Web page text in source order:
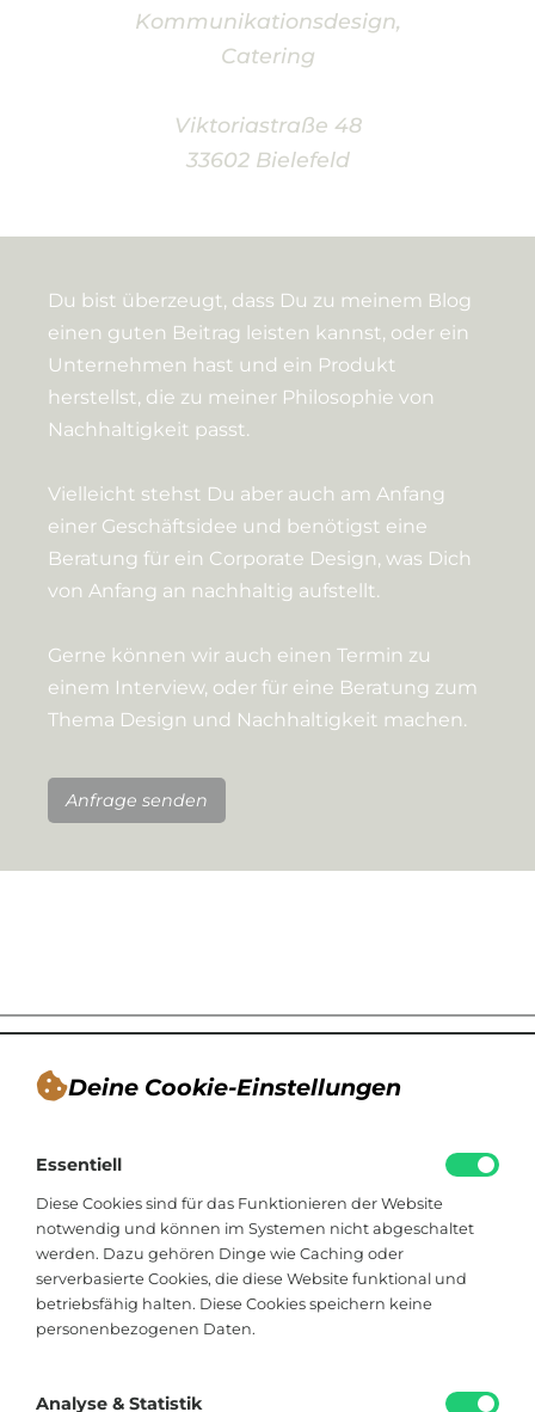
Deine Cookie-Einstellungen
Essentiell
Diese Cookies sind für das Funktionieren der Website
notwendig und können im Systemen nicht abgeschaltet
werden. Dazu gehören Dinge wie Caching oder
serverbasierte Cookies, die diese Website funktional und
betriebsfähig halten. Diese Cookies speichern keine
personenbezogenen Daten.
Analyse & Statistik
Kommunikationsdesign,
Catering
Viktoriastraße 48
33602 Bielefeld
Du bist überzeugt, dass Du zu meinem Blog
einen guten Beitrag leisten kannst, oder ein
Unternehmen hast und ein Produkt
herstellst, die zu meiner Philosophie von
Nachhaltigkeit passt.
Vielleicht stehst Du aber auch am Anfang
einer Geschäftsidee und benötigst eine
Beratung für ein Corporate Design, was Dich
von Anfang an nachhaltig aufstellt.
Gerne können wir auch einen Termin zu
einem Interview, oder für eine Beratung zum
Thema Design und Nachhaltigkeit machen.
Anfrage senden
Blogger, Berater für nachhaltiges
Kommunikationsdesign, Catering
Viktoriastraße 48
33602 Bielefeld
hallo@soistfein.de